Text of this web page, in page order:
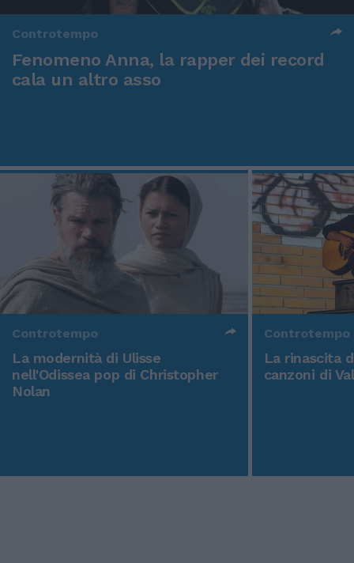
Controtempo
Fenomeno Anna, la rapper dei record
cala un altro asso
Controtempo
La modernità di Ulisse
nell'Odissea pop di Christopher
Nolan
Controtempo
La rinascita
canzoni di